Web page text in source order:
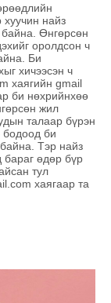
хуучин найз
байна. Өнгөрсөн
оролдсон ч
Би
хичээсэн ч
хаягийн gmail
би нөхрийнхөө
жил
талаар бүрэн
бодоод би
Тэр найз
бараг өдөр бүр
тул
хаягаар та